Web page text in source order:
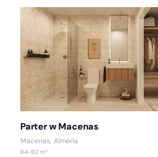
Parter w Macenas
Macenas, Almería
64-92 m²